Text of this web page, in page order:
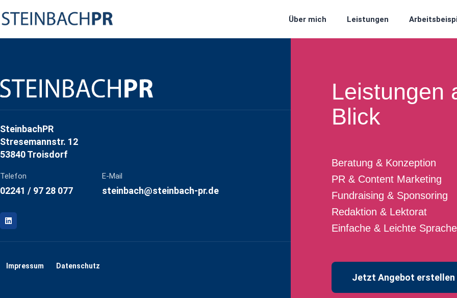
Über mich Leistungen
SteinbachPR
Stresemannstr. 12
53840 Troisdorf
Telefon
02241 / 97 28 077
E-Mail
steinbach@steinbach-pr.de
Impressum Datenschutz
Leistungen
Blick
Beratung & Konzeption
PR & Content Marketing
Fundraising & Sponsoring
Redaktion & Lektorat
Einfache & Leichte Sprache
Jetzt Angebot erstellen